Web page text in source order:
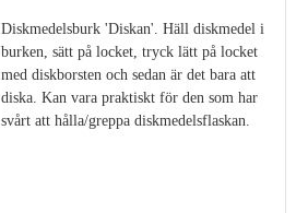
Diskmedelsburk 'Diskan'. Häll diskmedel i
burken, sätt på locket, tryck lätt på locket
med diskborsten och sedan är det bara att
diska. Kan vara praktiskt för den som har
svårt att hålla/greppa diskmedelsflaskan.